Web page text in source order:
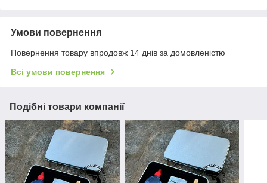
Умови повернення
Повернення товару впродовж 14 днів за домовленістю
Всі умови повернення
Подібні товари компанії